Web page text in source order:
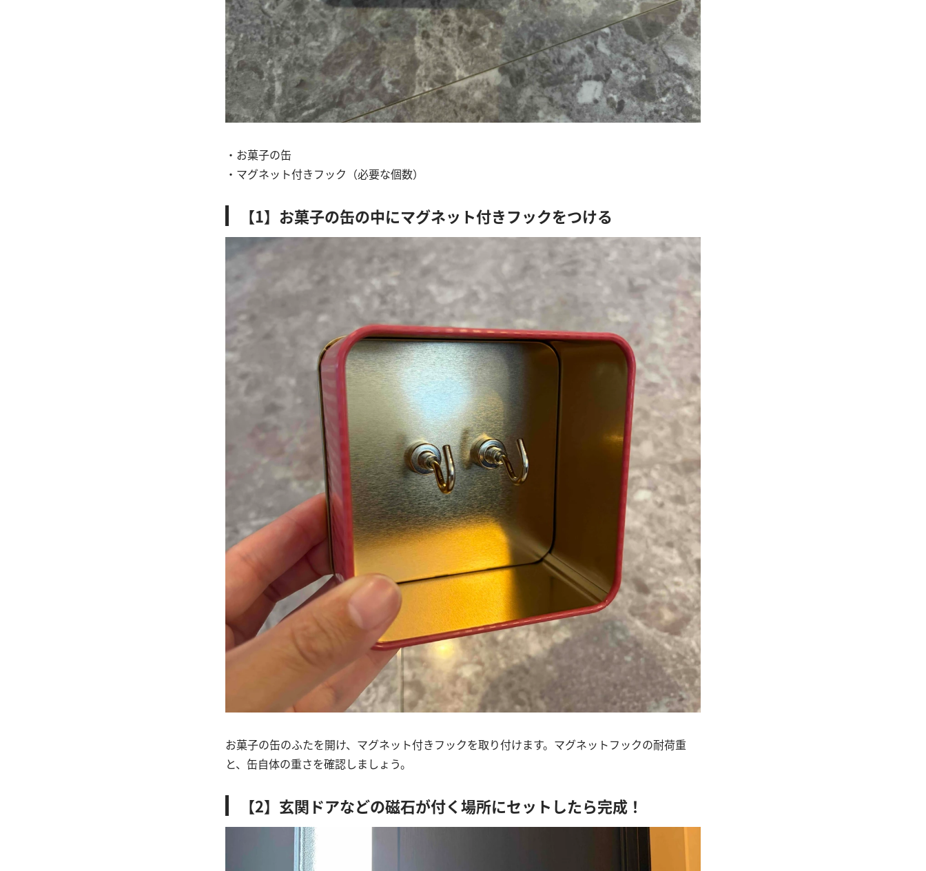
・お菓子の缶
・マグネット付きフック（必要な個数）
【1】お菓子の缶の中にマグネット付きフックをつける
お菓子の缶のふたを開け、マグネット付きフックを取り付けます。マグネットフックの耐荷重
と、缶自体の重さを確認しましょう。
【2】玄関ドアなどの磁石が付く場所にセットしたら完成！